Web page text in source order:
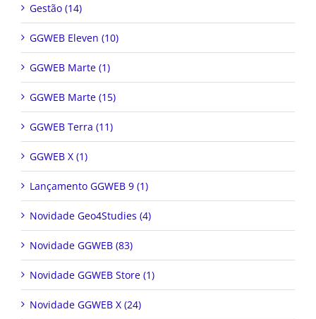
Gestão (14)
GGWEB Eleven (10)
GGWEB Marte (1)
GGWEB Marte (15)
GGWEB Terra (11)
GGWEB X (1)
Lançamento GGWEB 9 (1)
Novidade Geo4Studies (4)
Novidade GGWEB (83)
Novidade GGWEB Store (1)
Novidade GGWEB X (24)